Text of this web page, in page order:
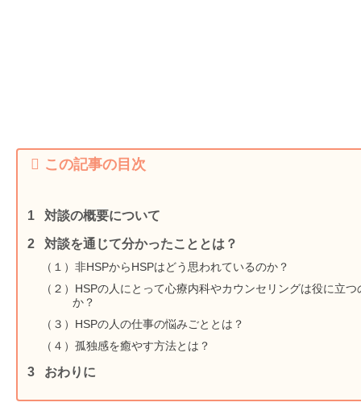
この記事の目次
対談の概要について
対談を通じて分かったこととは？
（１）非HSPからHSPはどう思われているのか？
（２）HSPの人にとって心療内科やカウンセリングは役に立つ
か？
（３）HSPの人の仕事の悩みごととは？
（４）孤独感を癒やす方法とは？
おわりに